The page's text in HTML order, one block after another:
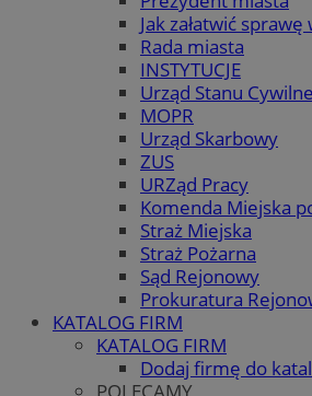
Jak załatwić
Rada miasta
INSTYTUCJE
Urząd Stanu
MOPR
Urząd Skarbowy
ZUS
URZąd Pracy
Komenda Miejska
Straż Miejska
Straż Pożarna
Sąd Rejonowy
Prokuratura
KATALOG FIRM
KATALOG FIRM
Dodaj firmę do